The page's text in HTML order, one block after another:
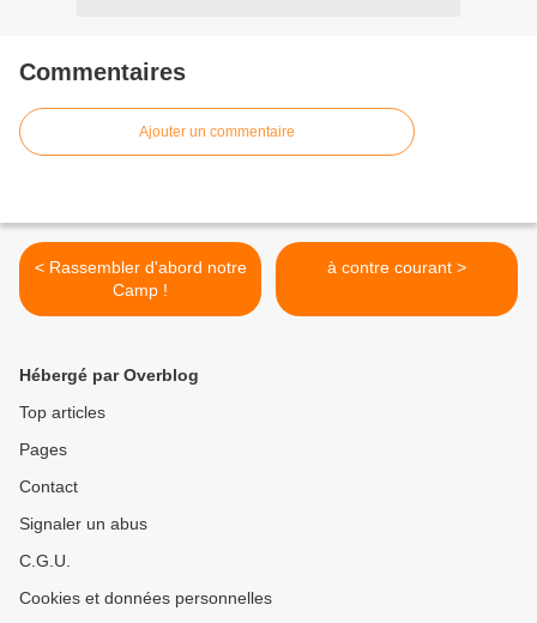
Commentaires
Ajouter un commentaire
< Rassembler d'abord notre
Camp !
à contre courant >
Hébergé par Overblog
Top articles
Pages
Contact
Signaler un abus
C.G.U.
Cookies et données personnelles